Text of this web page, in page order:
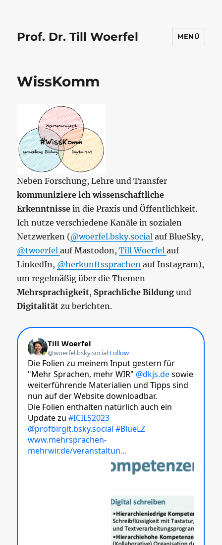
Prof. Dr. Till Woerfel MENÜ
WissKomm
Neben Forschung, Lehre und Transfer
kommuniziere ich wissenschaftliche
Erkenntnisse in die Praxis und Öffentlichkeit.
Ich nutze verschiedene Kanäle in sozialen
Netzwerken (@woerfel.bsky.social auf BlueSky,
@twoerfelauf Mastodon,Till Woerfelauf
LinkedIn, @herkunftssprachen auf Instagram),
um regelmäßig über die Themen
Mehrsprachigkeit, Sprachliche Bildung und
Digitalität zu berichten.